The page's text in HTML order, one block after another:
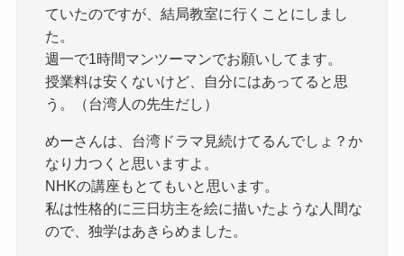
ていたのですが、結局教室に行くことにしまし
た。
週一で1時間マンツーマンでお願いしてます。
授業料は安くないけど、自分にはあってると思
う。（台湾人の先生だし）
めーさんは、台湾ドラマ見続けてるんでしょ？か
なり力つくと思いますよ。
NHKの講座もとてもいと思います。
私は性格的に三日坊主を絵に描いたような人間な
ので、独学はあきらめました。